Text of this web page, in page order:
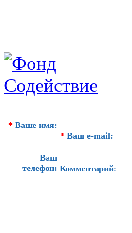
* Ваше имя:
* Ваш e-mail:
Ваш
телефон: Комментарий: